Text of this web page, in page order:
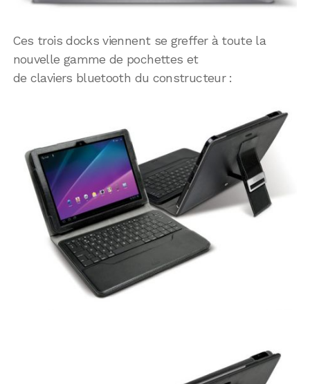
Ces trois docks viennent se greffer à toute la
nouvelle gamme de pochettes et
de claviers bluetooth du constructeur :